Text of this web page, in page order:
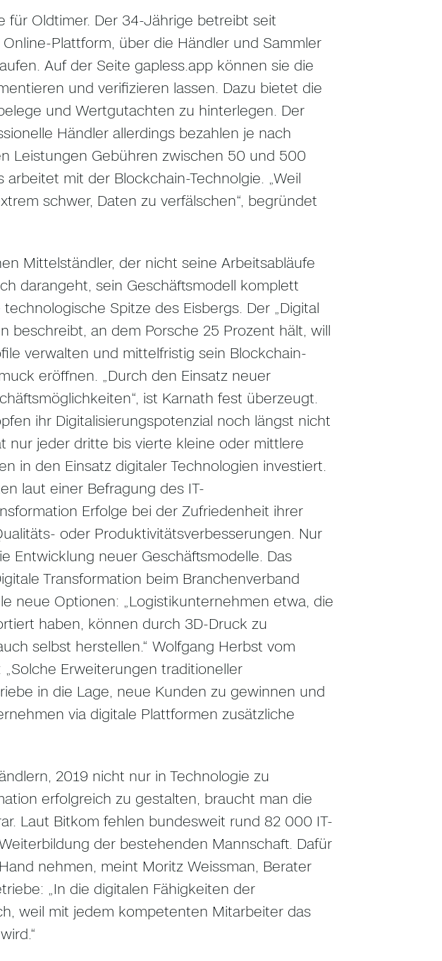
für Oldtimer. Der 34-Jährige betreibt seit
Plattform, über die Händler und Sammler
Auf der Seite gapless.app können sie die
und verifizieren lassen. Dazu bietet die
und Wertgutachten zu hinterlegen. Der
Händler allerdings bezahlen je nach
Leistungen Gebühren zwischen 50 und 500
mit der Blockchain-Technolgie. „Weil
schwer, Daten zu verfälschen“, begründet
Mittelständler, der nicht seine Arbeitsabläufe
darangeht, sein Geschäftsmodell komplett
Spitze des Eisbergs. Der „Digital
beschreibt, an dem Porsche 25 Prozent hält, will
verwalten und mittelfristig sein Blockchain-
eröffnen. „Durch den Einsatz neuer
ist Karnath fest überzeugt.
ihr Digitalisierungspotenzial noch längst nicht
nur jeder dritte bis vierte kleine oder mittlere
in den Einsatz digitaler Technologien investiert.
laut einer Befragung des IT-
Erfolge bei der Zufriedenheit ihrer
oder Produktivitätsverbesserungen. Nur
Entwicklung neuer Geschäftsmodelle. Das
Transformation beim Branchenverband
neue Optionen: „Logistikunternehmen etwa, die
haben, können durch 3D-Druck zu
selbst herstellen.“ Wolfgang Herbst vom
Erweiterungen traditioneller
in die Lage, neue Kunden zu gewinnen und
via digitale Plattformen zusätzliche
2019 nicht nur in Technologie zu
erfolgreich zu gestalten, braucht man die
Laut Bitkom fehlen bundesweit rund 82 000 IT-
der bestehenden Mannschaft. Dafür
nehmen, meint Moritz Weissman, Berater
„In die digitalen Fähigkeiten der
weil mit jedem kompetenten Mitarbeiter das